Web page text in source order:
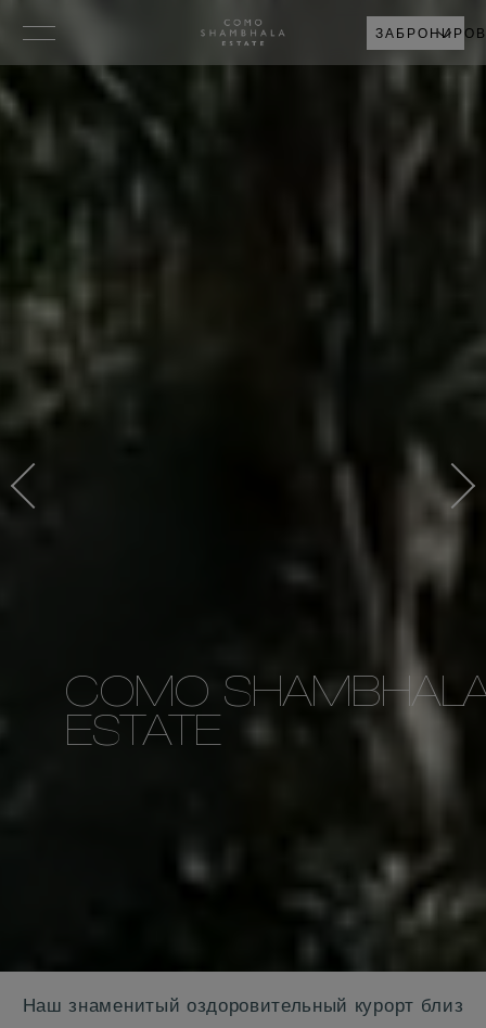
COMO
ESTATE
Наш знаменитый оздоровительный курорт близ